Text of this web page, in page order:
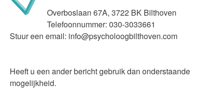
Overboslaan 67A, 3722 BK Bilthoven
Telefoonnummer: 030-3033661
Stuur een email: info@psycholoogbilthoven.com
Heeft u een ander bericht gebruik dan onderstaande
mogelijkheid.